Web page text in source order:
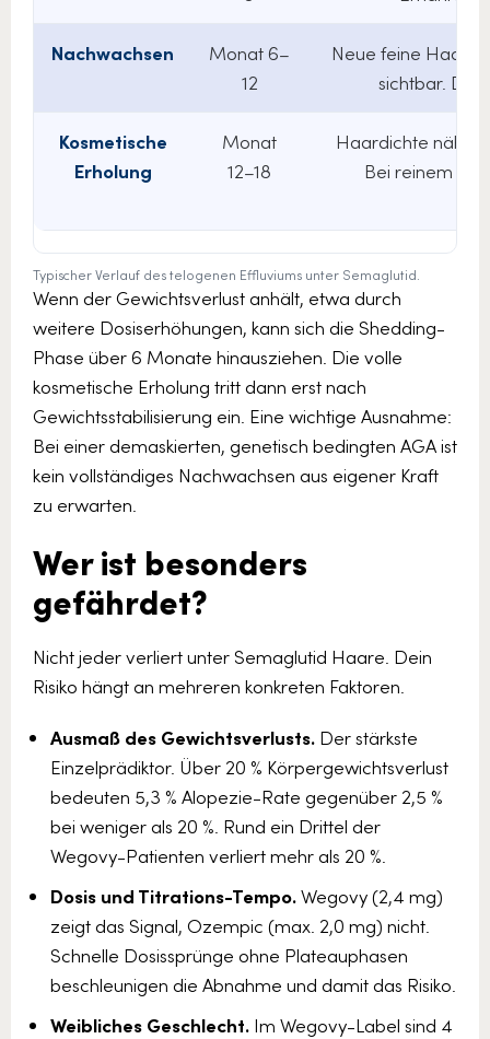
Nachwachsen
Monat 6–
12
Neue feine Haare
sichtbar.
Kosmetische
Erholung
Monat
12–18
Haardichte
Bei reinem TE
Typischer Verlauf des telogenen Effluviums unter Semaglutid.
Wenn der Gewichtsverlust anhält, etwa durch
weitere Dosiserhöhungen, kann sich die Shedding-
Phase über 6 Monate hinausziehen. Die volle
kosmetische Erholung tritt dann erst nach
Gewichtsstabilisierung ein. Eine wichtige Ausnahme:
Bei einer demaskierten, genetisch bedingten AGA ist
kein vollständiges Nachwachsen aus eigener Kraft
zu erwarten.
Wer ist besonders
gefährdet?
Nicht jeder verliert unter Semaglutid Haare. Dein
Risiko hängt an mehreren konkreten Faktoren.
Ausmaß des Gewichtsverlusts. Der stärkste
Einzelprädiktor. Über 20 % Körpergewichtsverlust
bedeuten 5,3 % Alopezie-Rate gegenüber 2,5 %
bei weniger als 20 %. Rund ein Drittel der
Wegovy-Patienten verliert mehr als 20 %.
Dosis und Titrations-Tempo.Wegovy (2,4 mg)
zeigt das Signal, Ozempic (max. 2,0 mg) nicht.
Schnelle Dosissprünge ohne Plateauphasen
beschleunigen die Abnahme und damit das Risiko.
Weibliches Geschlecht. Im Wegovy-Label sind 4